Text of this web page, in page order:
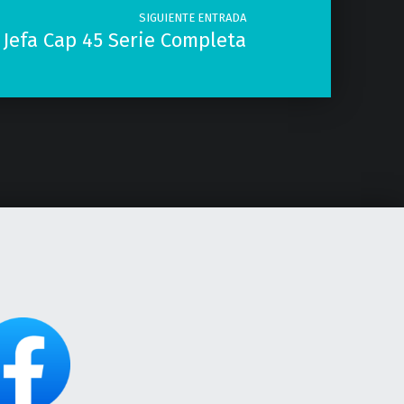
SIGUIENTE ENTRADA
Cap 45 Serie Completa